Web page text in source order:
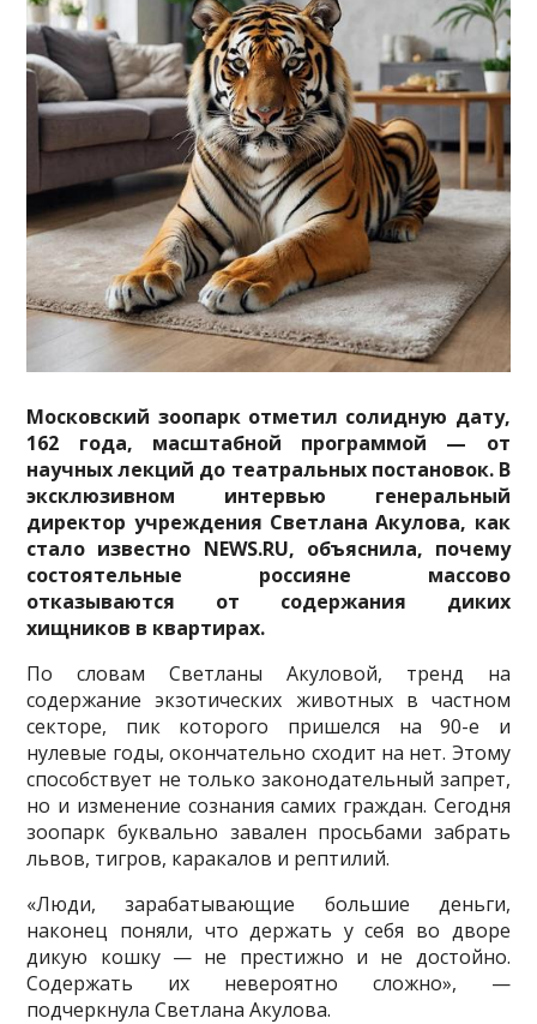
Московский зоопарк отметил солидную дату,
162 года, масштабной программой — от
научных лекций до театральных постановок. В
эксклюзивном интервью генеральный
директор учреждения Светлана Акулова, как
стало известно NEWS.RU, объяснила, почему
состоятельные россияне массово
отказываются от содержания диких
хищников в квартирах.
По словам Светланы Акуловой, тренд на
содержание экзотических животных в частном
секторе, пик которого пришелся на 90-е и
нулевые годы, окончательно сходит на нет. Этому
способствует не только законодательный запрет,
но и изменение сознания самих граждан. Сегодня
зоопарк буквально завален просьбами забрать
львов, тигров, каракалов и рептилий.
«Люди, зарабатывающие большие деньги,
наконец поняли, что держать у себя во дворе
дикую кошку — не престижно и не достойно.
Содержать их невероятно сложно», —
подчеркнула Светлана Акулова.